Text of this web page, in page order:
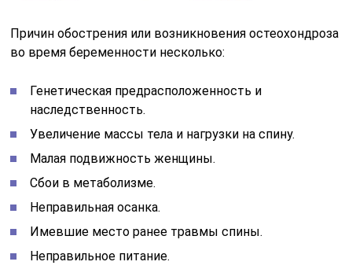
Причин обострения или возникновения остеохондроза
во время беременности несколько:
Генетическая предрасположенность и
наследственность.
Увеличение массы тела и нагрузки на спину.
Малая подвижность женщины.
Сбои в метаболизме.
Неправильная осанка.
Имевшие место ранее травмы спины.
Неправильное питание.